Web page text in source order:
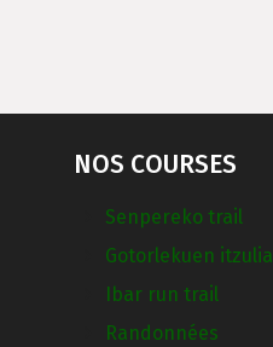
NOS COURSES
Senpereko trail
Gotorlekuen itzulia
Ibar run trail
Randonnées